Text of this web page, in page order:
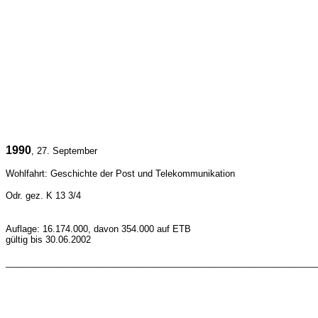
1990, 27. September
Wohlfahrt: Geschichte der Post und Telekommunikation
Odr. gez. K 13 3/4
Auflage: 16.174.000, davon 354.000 auf ETB
gültig bis 30.06.2002